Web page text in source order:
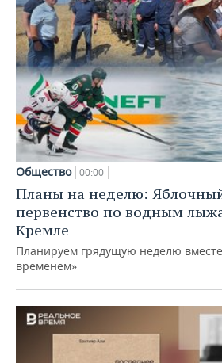
Общество 00:00
Планы на неделю:
первенство по водным
Кремле
Планируем грядущую неделю
временем»